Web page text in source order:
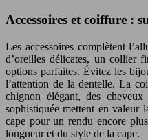
Accessoires et coiffure :
Les accessoires complètent
d’oreilles délicates, un collier
options parfaites. Évitez les
l’attention de la dentelle. La
chignon élégant, des
sophistiquée mettent en valeur
cape pour un rendu encore
longueur et du style de la cape.